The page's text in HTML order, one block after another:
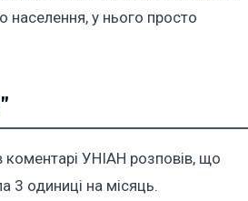
населення, у нього просто
коментарі УНІАН розповів, що
3 одиниці на місяць.